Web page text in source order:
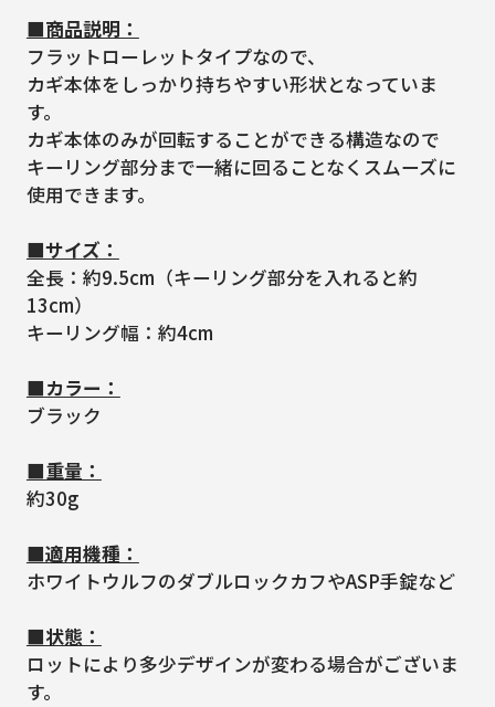
■商品説明：
フラットローレットタイプなので、
カギ本体をしっかり持ちやすい形状となっていま
す。
カギ本体のみが回転することができる構造なので
キーリング部分まで一緒に回ることなくスムーズに
使用できます。
■サイズ：
全長：約9.5cm（キーリング部分を入れると約
13cm）
キーリング幅：約4cm
■カラー：
ブラック
■重量：
約30g
■適用機種：
ホワイトウルフのダブルロックカフやASP手錠など
■状態：
ロットにより多少デザインが変わる場合がございま
す。